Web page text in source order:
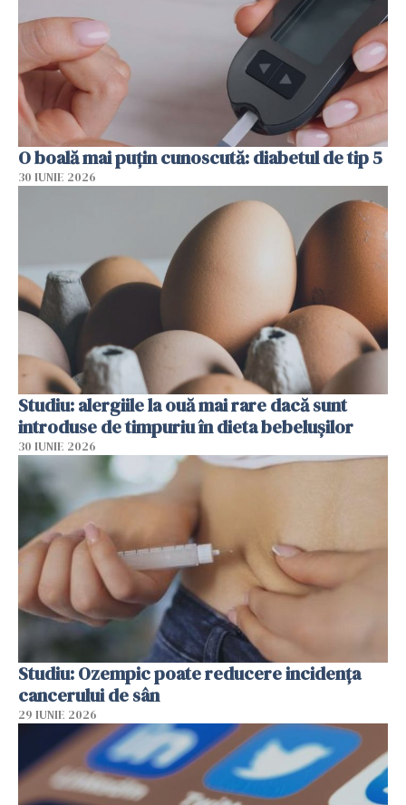
O boală mai puțin cunoscută: diabetul de tip 5
30 IUNIE 2026
Studiu: alergiile la ouă mai rare dacă sunt
introduse de timpuriu în dieta bebelușilor
30 IUNIE 2026
Studiu: Ozempic poate reducere incidența
cancerului de sân
29 IUNIE 2026